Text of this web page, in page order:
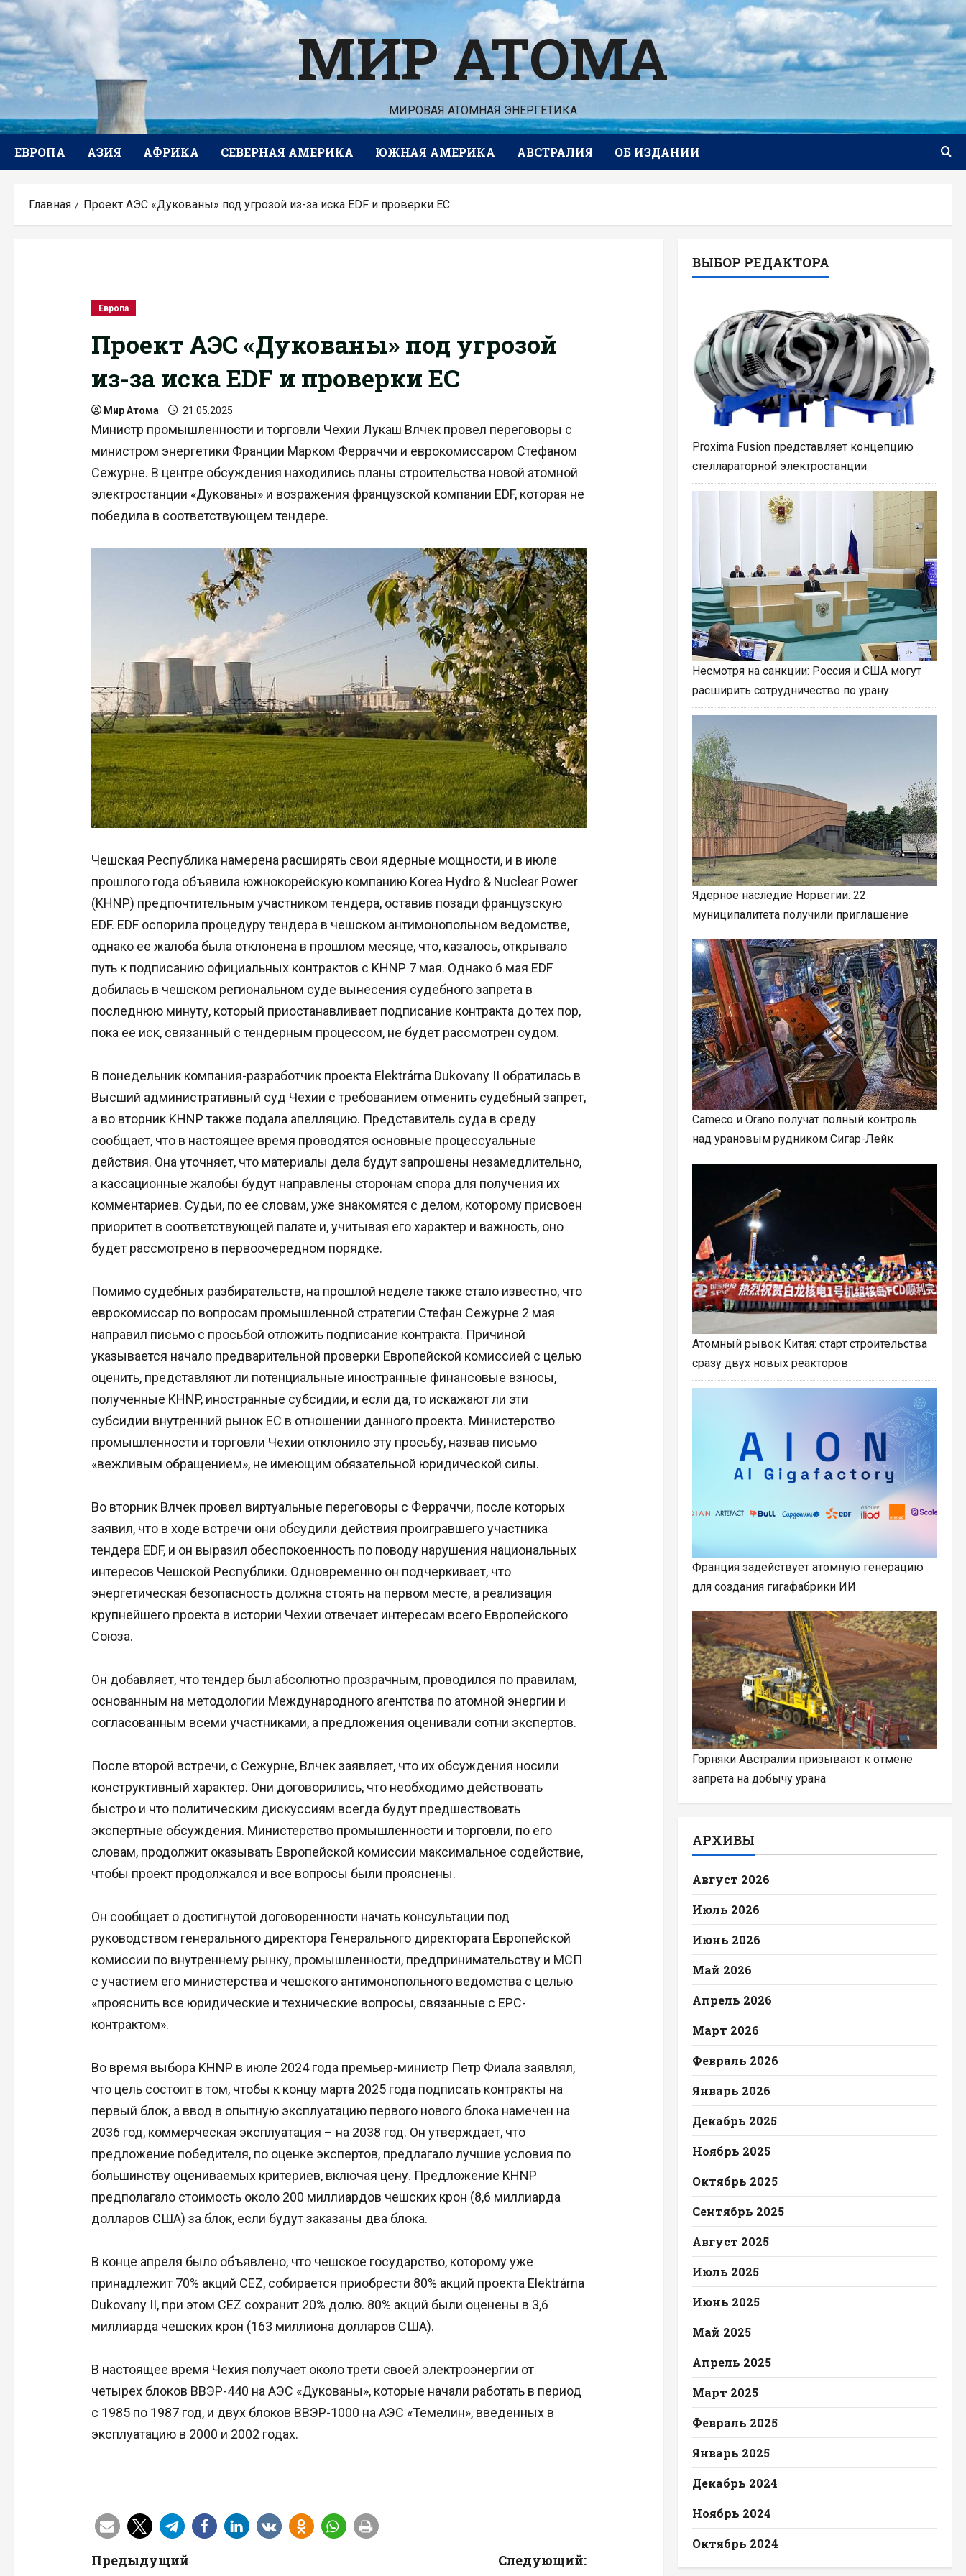
Перейти
к
содержимому
МИР АТОМА
МИРОВАЯ АТОМНАЯ ЭНЕРГЕТИКА
ЕВРОПА АЗИЯ АФРИКА СЕВЕРНАЯ АМЕРИКА ЮЖНАЯ АМЕРИКА АВСТРАЛИЯ ОБ ИЗДАНИИ
Главная Проект АЭС «Дукованы» под угрозой из-за иска EDF и проверки ЕС
Европа
Проект АЭС «Дукованы» под угрозой
из-за иска EDF и проверки ЕС
Мир Атома 21.05.2025
Министр промышленности и торговли Чехии Лукаш Влчек провел переговоры с
министром энергетики Франции Марком Ферраччи и еврокомиссаром Стефаном
Сежурне. В центре обсуждения находились планы строительства новой атомной
электростанции «Дукованы» и возражения французской компании EDF, которая не
победила в соответствующем тендере.
Чешская Республика намерена расширять свои ядерные мощности, и в июле
прошлого года объявила южнокорейскую компанию Korea Hydro & Nuclear Power
(KHNP) предпочтительным участником тендера, оставив позади французскую
EDF. EDF оспорила процедуру тендера в чешском антимонопольном ведомстве,
однако ее жалоба была отклонена в прошлом месяце, что, казалось, открывало
путь к подписанию официальных контрактов с KHNP 7 мая. Однако 6 мая EDF
добилась в чешском региональном суде вынесения судебного запрета в
последнюю минуту, который приостанавливает подписание контракта до тех пор,
пока ее иск, связанный с тендерным процессом, не будет рассмотрен судом.
В понедельник компания-разработчик проекта Elektrárna Dukovany II обратилась в
Высший административный суд Чехии с требованием отменить судебный запрет,
а во вторник KHNP также подала апелляцию. Представитель суда в среду
сообщает, что в настоящее время проводятся основные процессуальные
действия. Она уточняет, что материалы дела будут запрошены незамедлительно,
а кассационные жалобы будут направлены сторонам спора для получения их
комментариев. Судьи, по ее словам, уже знакомятся с делом, которому присвоен
приоритет в соответствующей палате и, учитывая его характер и важность, оно
будет рассмотрено в первоочередном порядке.
Помимо судебных разбирательств, на прошлой неделе также стало известно, что
еврокомиссар по вопросам промышленной стратегии Стефан Сежурне 2 мая
направил письмо с просьбой отложить подписание контракта. Причиной
указывается начало предварительной проверки Европейской комиссией с целью
оценить, представляют ли потенциальные иностранные финансовые взносы,
полученные KHNP, иностранные субсидии, и если да, то искажают ли эти
субсидии внутренний рынок ЕС в отношении данного проекта. Министерство
промышленности и торговли Чехии отклонило эту просьбу, назвав письмо
«вежливым обращением», не имеющим обязательной юридической силы.
Во вторник Влчек провел виртуальные переговоры с Ферраччи, после которых
заявил, что в ходе встречи они обсудили действия проигравшего участника
тендера EDF, и он выразил обеспокоенность по поводу нарушения национальных
интересов Чешской Республики. Одновременно он подчеркивает, что
энергетическая безопасность должна стоять на первом месте, а реализация
крупнейшего проекта в истории Чехии отвечает интересам всего Европейского
Союза.
Он добавляет, что тендер был абсолютно прозрачным, проводился по правилам,
основанным на методологии Международного агентства по атомной энергии и
согласованным всеми участниками, а предложения оценивали сотни экспертов.
После второй встречи, с Сежурне, Влчек заявляет, что их обсуждения носили
конструктивный характер. Они договорились, что необходимо действовать
быстро и что политическим дискуссиям всегда будут предшествовать
экспертные обсуждения. Министерство промышленности и торговли, по его
словам, продолжит оказывать Европейской комиссии максимальное содействие,
чтобы проект продолжался и все вопросы были прояснены.
Он сообщает о достигнутой договоренности начать консультации под
руководством генерального директора Генерального директората Европейской
комиссии по внутреннему рынку, промышленности, предпринимательству и МСП
с участием его министерства и чешского антимонопольного ведомства с целью
«прояснить все юридические и технические вопросы, связанные с EPC-
контрактом».
Во время выбора KHNP в июле 2024 года премьер-министр Петр Фиала заявлял,
что цель состоит в том, чтобы к концу марта 2025 года подписать контракты на
первый блок, а ввод в опытную эксплуатацию первого нового блока намечен на
2036 год, коммерческая эксплуатация – на 2038 год. Он утверждает, что
предложение победителя, по оценке экспертов, предлагало лучшие условия по
большинству оцениваемых критериев, включая цену. Предложение KHNP
предполагало стоимость около 200 миллиардов чешских крон (8,6 миллиарда
долларов США) за блок, если будут заказаны два блока.
В конце апреля было объявлено, что чешское государство, которому уже
принадлежит 70% акций CEZ, собирается приобрести 80% акций проекта Elektrárna
Dukovany II, при этом CEZ сохранит 20% долю. 80% акций были оценены в 3,6
миллиарда чешских крон (163 миллиона долларов США).
В настоящее время Чехия получает около трети своей электроэнергии от
четырех блоков ВВЭР-440 на АЭС «Дукованы», которые начали работать в период
с 1985 по 1987 год, и двух блоков ВВЭР-1000 на АЭС «Темелин», введенных в
эксплуатацию в 2000 и 2002 годах.
Н
Предыдущий
Следующий:
ВЫБОР РЕДАКТОРА
Proxima Fusion представляет концепцию
стеллараторной электростанции
Несмотря на санкции: Россия и США могут
расширить сотрудничество по урану
Ядерное наследие Норвегии: 22
муниципалитета получили приглашение
Cameco и Orano получат полный контроль
над урановым рудником Сигар-Лейк
Атомный рывок Китая: старт строительства
сразу двух новых реакторов
Франция задействует атомную генерацию
для создания гигафабрики ИИ
Горняки Австралии призывают к отмене
запрета на добычу урана
АРХИВЫ
Август 2026
Июль 2026
Июнь 2026
Май 2026
Апрель 2026
Март 2026
Февраль 2026
Январь 2026
Декабрь 2025
Ноябрь 2025
Октябрь 2025
Сентябрь 2025
Август 2025
Июль 2025
Июнь 2025
Май 2025
Апрель 2025
Март 2025
Февраль 2025
Январь 2025
Декабрь 2024
Ноябрь 2024
Октябрь 2024